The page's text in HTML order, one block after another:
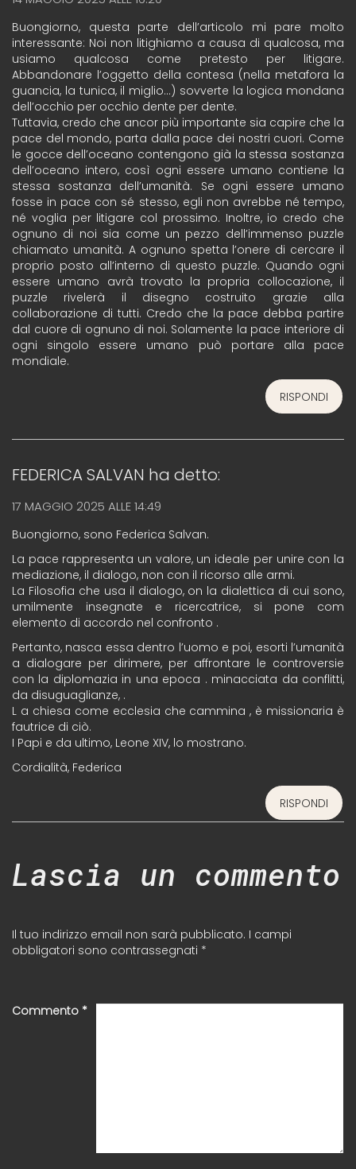
Buongiorno, questa parte dell’articolo mi pare molto
interessante: Noi non litighiamo a causa di qualcosa, ma
usiamo qualcosa come pretesto per litigare.
Abbandonare l’oggetto della contesa (nella metafora la
guancia, la tunica, il miglio…) sovverte la logica mondana
dell’occhio per occhio dente per dente.
Tuttavia, credo che ancor più importante sia capire che la
pace del mondo, parta dalla pace dei nostri cuori. Come
le gocce dell’oceano contengono già la stessa sostanza
dell’oceano intero, così ogni essere umano contiene la
stessa sostanza dell’umanità. Se ogni essere umano
fosse in pace con sé stesso, egli non avrebbe né tempo,
né voglia per litigare col prossimo. Inoltre, io credo che
ognuno di noi sia come un pezzo dell’immenso puzzle
chiamato umanità. A ognuno spetta l’onere di cercare il
proprio posto all’interno di questo puzzle. Quando ogni
essere umano avrà trovato la propria collocazione, il
puzzle rivelerà il disegno costruito grazie alla
collaborazione di tutti. Credo che la pace debba partire
dal cuore di ognuno di noi. Solamente la pace interiore di
ogni singolo essere umano può portare alla pace
mondiale.
RISPONDI
FEDERICA SALVAN ha detto:
17 MAGGIO 2025 ALLE 14:49
Buongiorno, sono Federica Salvan.
La pace rappresenta un valore, un ideale per unire con la
mediazione, il dialogo, non con il ricorso alle armi.
La Filosofia che usa il dialogo, on la dialettica di cui sono,
umilmente insegnate e ricercatrice, si pone com
elemento di accordo nel confronto .
Pertanto, nasca essa dentro l’uomo e poi, esorti l’umanità
a dialogare per dirimere, per affrontare le controversie
con la diplomazia in una epoca . minacciata da conflitti,
da disuguaglianze, .
L a chiesa come ecclesia che cammina , è missionaria è
fautrice di ciò.
I Papi e da ultimo, Leone XIV, lo mostrano.
Cordialità, Federica
RISPONDI
Lascia un commento
Il tuo indirizzo email non sarà pubblicato. I campi
obbligatori sono contrassegnati *
Commento *